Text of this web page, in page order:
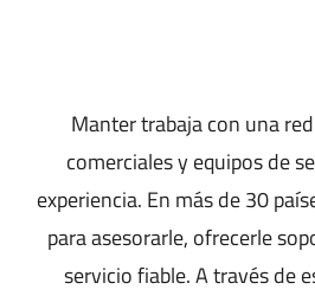
Manter trabaja con una
comerciales y equipos de
experiencia. En más de 30
para asesorarle, ofrecerle
servicio fiable. A través de